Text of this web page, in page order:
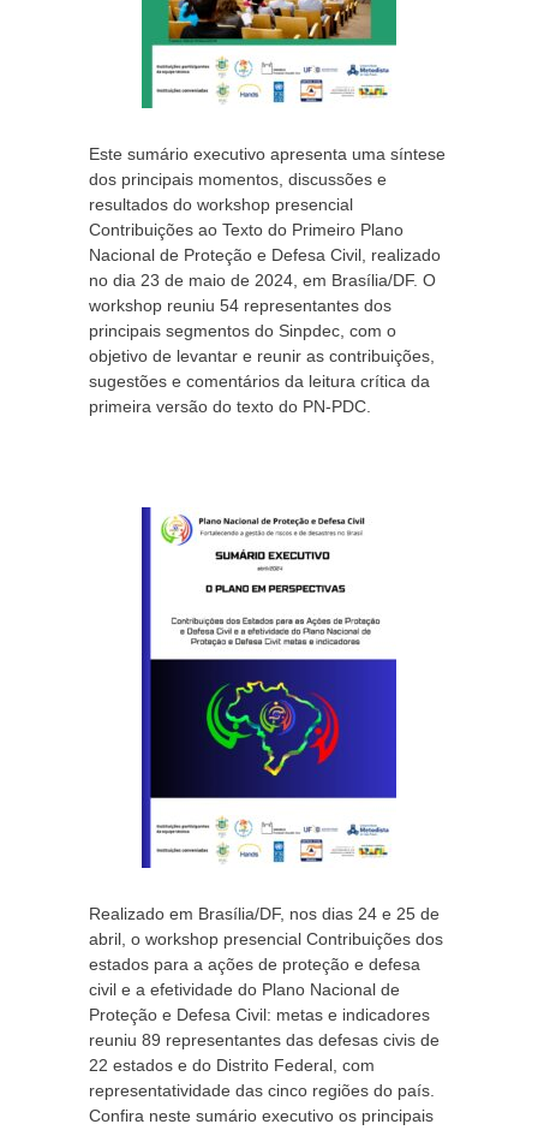
Este sumário executivo apresenta uma síntese
dos principais momentos, discussões e
resultados do workshop presencial
Contribuições ao Texto do Primeiro Plano
Nacional de Proteção e Defesa Civil, realizado
no dia 23 de maio de 2024, em Brasília/DF. O
workshop reuniu 54 representantes dos
principais segmentos do Sinpdec, com o
objetivo de levantar e reunir as contribuições,
sugestões e comentários da leitura crítica da
primeira versão do texto do PN-PDC.
Realizado em Brasília/DF, nos dias 24 e 25 de
abril, o workshop presencial Contribuições dos
estados para a ações de proteção e defesa
civil e a efetividade do Plano Nacional de
Proteção e Defesa Civil: metas e indicadores
reuniu 89 representantes das defesas civis de
22 estados e do Distrito Federal, com
representatividade das cinco regiões do país.
Confira neste sumário executivo os principais